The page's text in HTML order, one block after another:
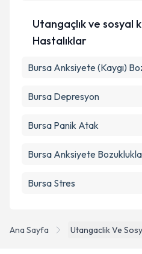
Ana Sayfa Utangaclik Ve
Utangaçlık ve sosyal
Hastalıklar
Bursa Anksiyete (Kaygı)
Bursa Depresyon
Bursa Panik Atak
Bursa Anksiyete
Bursa Stres